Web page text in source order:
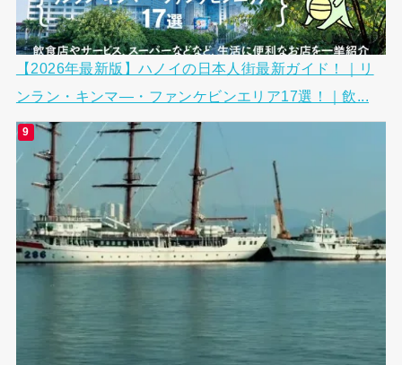
【2026年最新版】ハノイの日本人街最新ガイド！｜リ
ンラン・キンマ―・ファンケビンエリア17選！｜飲...